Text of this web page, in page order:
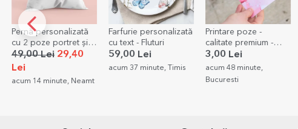
Pernă personalizată
cu 2 poze portret și
text
49,00 Lei 29,40
Lei
acum 14 minute, Neamt
Farfurie personalizată
cu text - Fluturi
59,00 Lei
acum 37 minute, Timis
Printare poze -
calitate premium -
format 10x15cm
3,00 Lei
acum 48 minute,
Bucuresti